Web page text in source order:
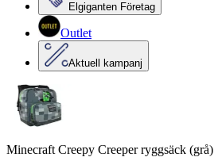
Elgiganten Företag
Outlet
Aktuell kampanj
Minecraft Creepy Creeper ryggsäck (grå)